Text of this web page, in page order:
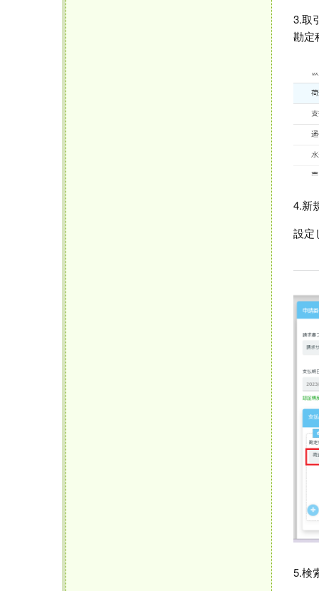
3.取
勘定
4.新
設定
5.検